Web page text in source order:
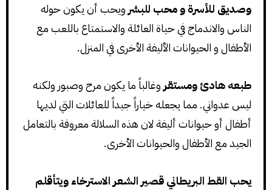
وصديق للأسرة و محب للبشرويحب أن يكون حوله
الناس والاندماج في حياة العائلة والاستمتاع باللعب مع
الأطفال و الحيوانات الأليفة الأخرى في المنزل.
طبعه هادئ ومستقروغالباً ما يكون مرح وصبور ولكنه
ليس عدواني. مما يجعله خياراً جيداً للعائلات التي لديها
أطفال أو حيوانات أليفة لان هذه السلالة معروفة بالتعامل
الجيد مع الأطفال والحيوانات الأخرى.
يحب القط البريطاني قصير الشعر الاسترخاء ويتأقلم